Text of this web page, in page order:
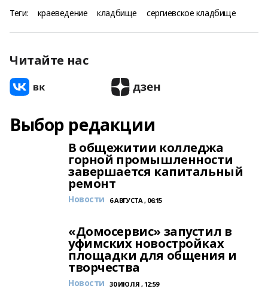
Теги: краеведение кладбище сергиевское кладбище
Читайте нас
Выбор редакции
В общежитии колледжа
горной промышленности
завершается капитальный
ремонт
Новости 6 АВГУСТА , 06:15
«Домосервис» запустил в
уфимских новостройках
площадки для общения и
творчества
Новости 30 ИЮЛЯ , 12:59